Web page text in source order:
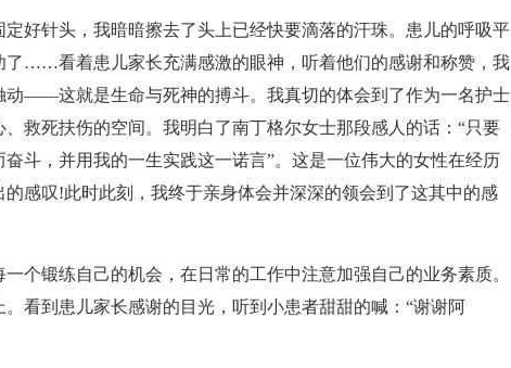
好针头，我暗暗擦去了头上已经快要滴落的汗珠。患儿的呼吸平
了……看着患儿家长充满感激的眼神，听着他们的感谢和称赞，我
动——这就是生命与死神的搏斗。我真切的体会到了作为一名护士
救死扶伤的空间。我明白了南丁格尔女士那段感人的话：“只要
斗，并用我的一生实践这一诺言”。这是一位伟大的女性在经历
感叹!此时此刻，我终于亲身体会并深深的领会到了这其中的感
个锻练自己的机会，在日常的工作中注意加强自己的业务素质。
看到患儿家长感谢的目光，听到小患者甜甜的喊：“谢谢阿